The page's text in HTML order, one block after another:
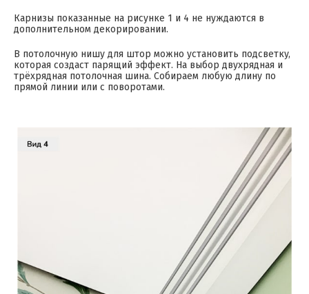
Карнизы показанные на рисунке 1 и 4 не нуждаются в
дополнительном декорировании.
В потолочную нишу для штор можно установить подсветку,
которая создаст парящий эффект. На выбор двухрядная и
трёхрядная потолочная шина. Собираем любую длину по
прямой линии или с поворотами.